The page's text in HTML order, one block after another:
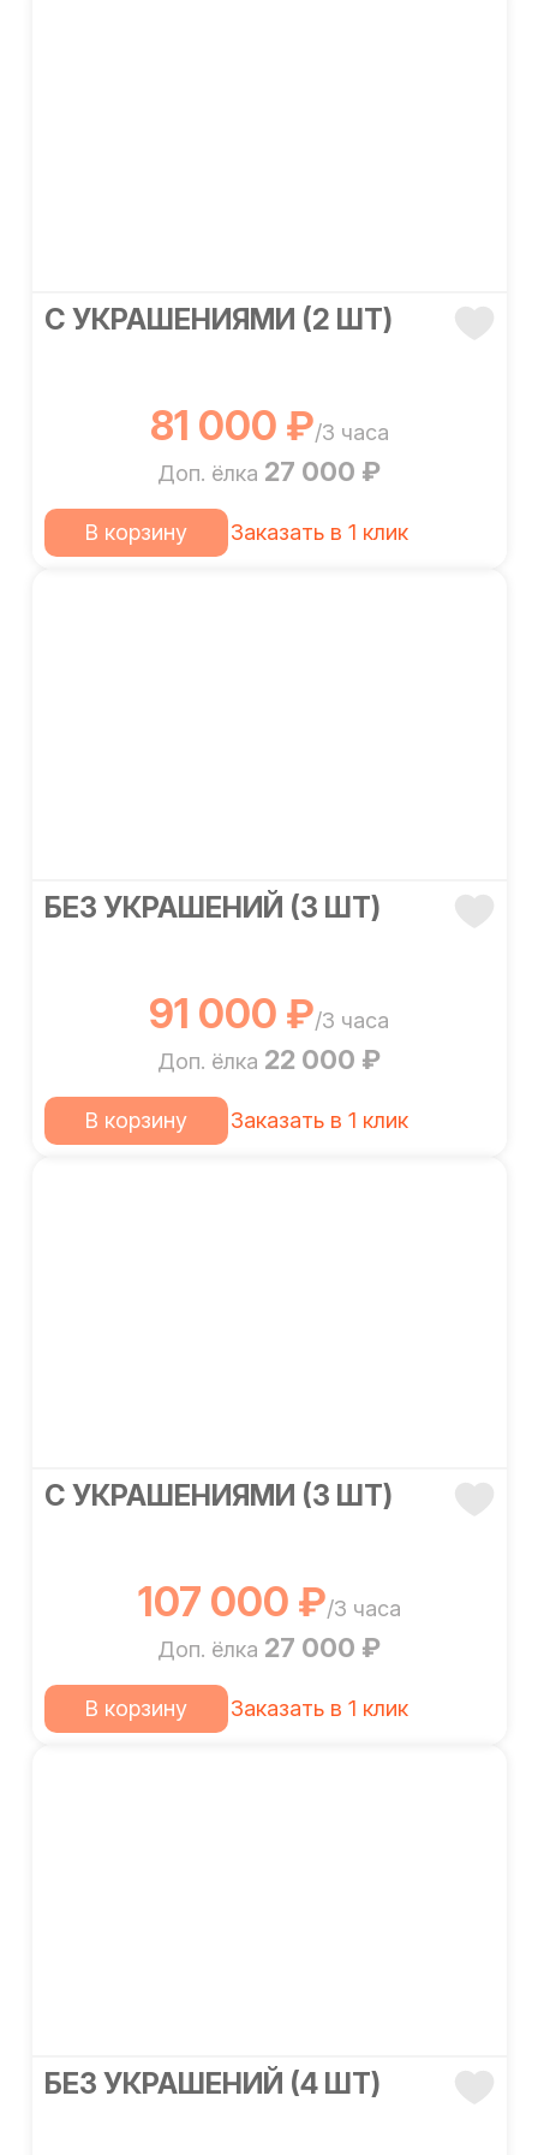
С УКРАШЕНИЯМИ (2 ШТ)
81 000 ₽/3 часа
Доп. ёлка 27 000 ₽
В корзину Заказать в 1 клик
БЕЗ УКРАШЕНИЙ (3 ШТ)
91 000 ₽/3 часа
Доп. ёлка 22 000 ₽
В корзину Заказать в 1 клик
С УКРАШЕНИЯМИ (3 ШТ)
107 000 ₽/3 часа
Доп. ёлка 27 000 ₽
В корзину Заказать в 1 клик
БЕЗ УКРАШЕНИЙ (4 ШТ)